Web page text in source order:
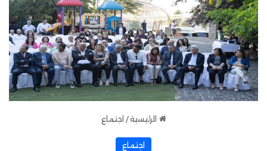
الرئيسية / اجتماع
اجتماع